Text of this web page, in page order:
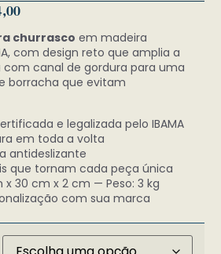
churrasco em madeira
com design reto que amplia a
canal de gordura para uma
borracha que evitam
e legalizada pelo IBAMA
em toda a volta
antideslizante
que tornam cada peça única
x 30 cm x 2 cm — Peso: 3 kg
com sua marca